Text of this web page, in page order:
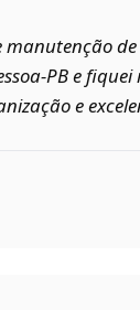
manutenção
e
e